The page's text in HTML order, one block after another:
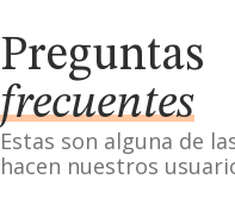
Preguntas
frecuentes
Estas son alguna de
hacen nuestros